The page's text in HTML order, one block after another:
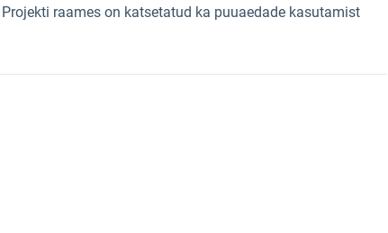
raames on katsetatud ka puuaedade kasutamist